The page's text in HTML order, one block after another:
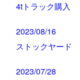
4tトラック購入
2023/08/16
ストックヤード
2023/07/28